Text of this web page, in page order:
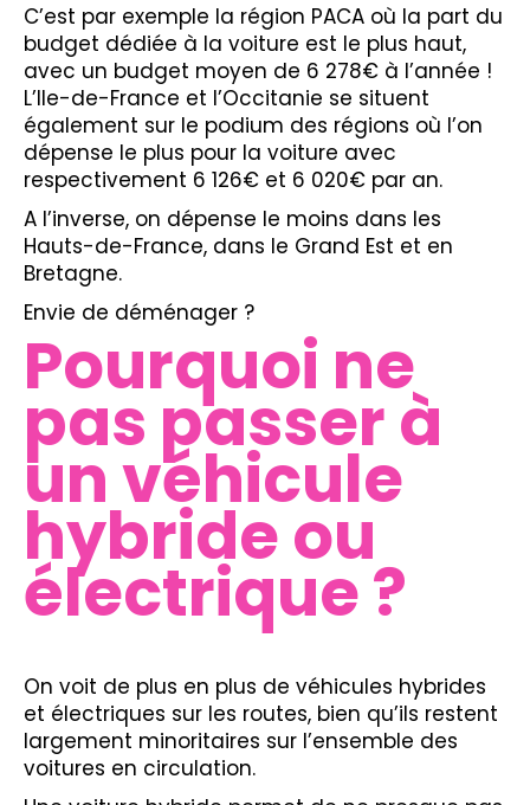
C’est par exemple la région PACA où la part du
budget dédiée à la voiture est le plus haut,
avec un budget moyen de 6 278€ à l’année !
L’Ile-de-France et l’Occitanie se situent
également sur le podium des régions où l’on
dépense le plus pour la voiture avec
respectivement 6 126€ et 6 020€ par an.
A l’inverse, on dépense le moins dans les
Hauts-de-France, dans le Grand Est et en
Bretagne.
Envie de déménager ?
Pourquoi ne
pas passer à
un véhicule
hybride ou
électrique ?
On voit de plus en plus de véhicules hybrides
et électriques sur les routes, bien qu’ils restent
largement minoritaires sur l’ensemble des
voitures en circulation.